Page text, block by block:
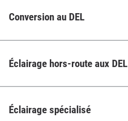
Conversion au DEL
Éclairage hors-route aux DEL
Éclairage spécialisé